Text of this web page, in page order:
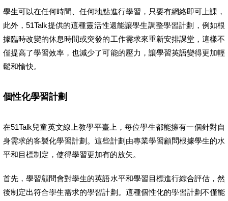
學生可以在任何時間、任何地點進行學習，只要有網絡即可上課，
此外，51Talk提供的這種靈活性還能讓學生調整學習計劃，例如根
據臨時改變的休息時間或突發的工作需求來重新安排課堂，這樣不
僅提高了學習效率，也減少了可能的壓力，讓學習英語變得更加輕
鬆和愉快。
個性化學習計劃
在51Talk兒童英文線上教學平臺上，每位學生都能擁有一個針對自
身需求的客製化學習計劃。這些計劃由專業學習顧問根據學生的水
平和目標制定，使得學習更加有的放矢。
首先，學習顧問會對學生的英語水平和學習目標進行綜合評估，然
後制定出符合學生需求的學習計劃。這種個性化的學習計劃不僅能